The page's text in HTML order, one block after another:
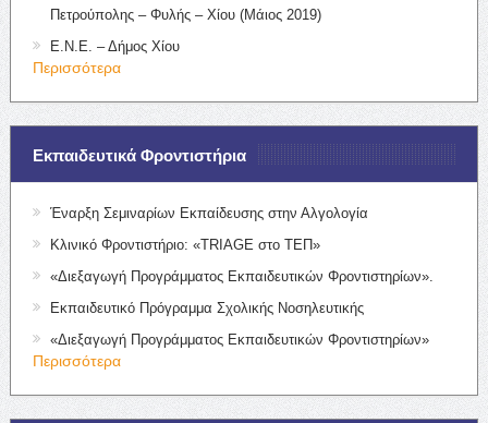
Πετρούπολης – Φυλής – Χίου (Μάιος 2019)
Ε.Ν.Ε. – Δήμος Χίου
Περισσότερα
Εκπαιδευτικά Φροντιστήρια
Έναρξη Σεμιναρίων Εκπαίδευσης στην Αλγολογία
Κλινικό Φροντιστήριο: «TRIAGE στο ΤΕΠ»
«Διεξαγωγή Προγράμματος Εκπαιδευτικών Φροντιστηρίων».
Εκπαιδευτικό Πρόγραμμα Σχολικής Νοσηλευτικής
«Διεξαγωγή Προγράμματος Εκπαιδευτικών Φροντιστηρίων»
Περισσότερα